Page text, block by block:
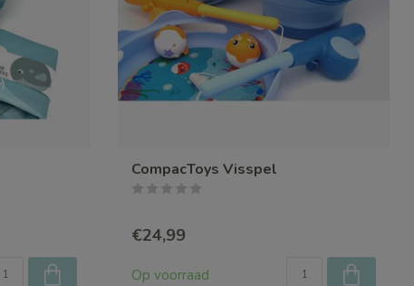
CompacToys Visspel
€24,99
Op voorraad